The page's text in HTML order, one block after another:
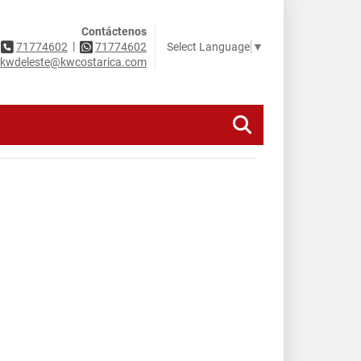
Contáctenos
71774602 |
71774602
kwdeleste@kwcostarica.com
Select Language ▼